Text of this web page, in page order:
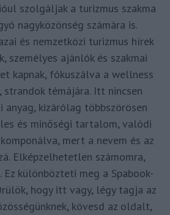
szolgáljak a turizmus szakma
nagyközönség számára is.
és nemzetközi turizmus hírek
személyes ajánlók és szakmai
kapnak, fókuszálva a wellness
témájára. Itt nincsen
anyag, kizárólag többszörösen
és minőségi tartalom, valódi
mert a nevem és az
Elképzelhetetlen számomra,
Ez különbözteti meg a Spabook-
hogy itt vagy, légy tagja az
kövesd az oldalt,